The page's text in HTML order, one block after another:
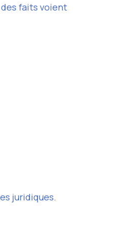
faits voient
juridiques.